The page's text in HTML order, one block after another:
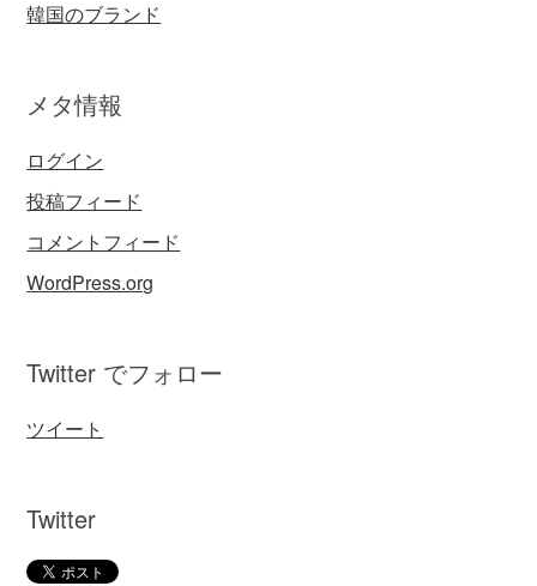
韓国のブランド
メタ情報
ログイン
投稿フィード
コメントフィード
WordPress.org
Twitter でフォロー
ツイート
Twitter